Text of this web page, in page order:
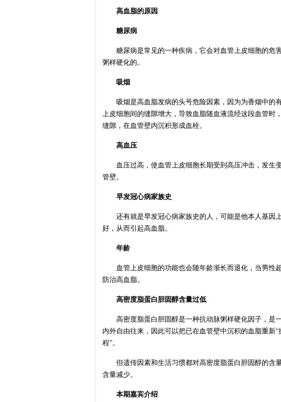
高血脂的原因
糖尿病
糖尿病是常见的一种疾病，它会对血管上皮细胞的危
粥样硬化的。
吸烟
吸烟是高血脂发病的头号危险因素，因为为香烟中的
上皮细胞间的缝隙增大，导致血脂随血液流经这段血管时
缝隙，在血管壁内沉积形成血栓。
高血压
血压过高，使血管上皮细胞长期受到高压冲击，发生
管壁。
早发冠心病家族史
还有就是早发冠心病家族史的人，可能是他本人基因
好，从而引起高血脂。
年龄
血管上皮细胞的功能也会随年龄渐长而退化，当男性
防治高血脂。
高密度脂蛋白胆固醇含量过低
高密度脂蛋白胆固醇是一种抗动脉粥样硬化因子，是
内外自由往来，因此可以把已在血管壁中沉积的血脂重新
程”。
但遗传因素和生活习惯都对高密度脂蛋白胆固醇的含
含量减少。
本期嘉宾介绍